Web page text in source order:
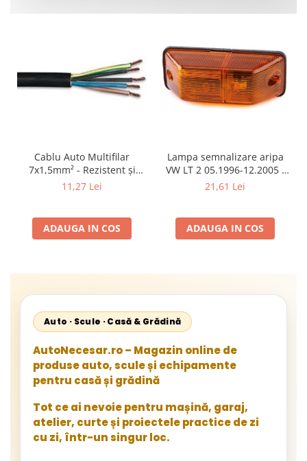
Cablu Auto Multifilar
7x1,5mm² - Rezistent și
Flexibil pentru Remorci 12V-
11,27 Lei
ADAUGA IN COS
Lampa semnalizare aripa
VW LT 2 05.1996-12.2005 ;
Mercedes Sprinter 1995-
Neoplan Euroliner,
Starliner,Centroliner,
21,61 Lei
ADAUGA IN COS
Auto · Scule · Casă & Grădină
AutoNecesar.ro – Magazin online de
produse auto, scule și echipamente
pentru casă și grădină
Tot ce ai nevoie pentru mașină, garaj,
atelier, curte și proiectele practice de zi
cu zi, într-un singur loc.